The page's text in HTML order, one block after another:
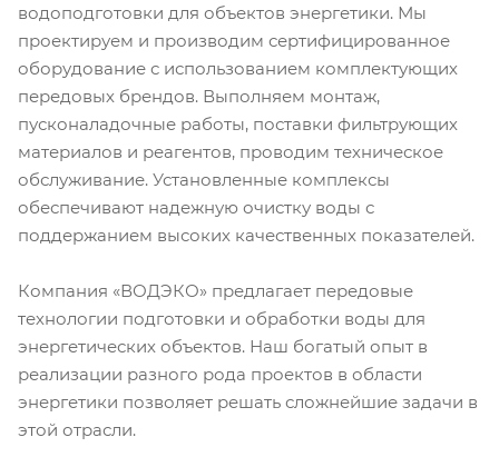
водоподготовки для объектов энергетики. Мы
проектируем и производим сертифицированное
оборудование с использованием комплектующих
передовых брендов. Выполняем монтаж,
пусконаладочные работы, поставки фильтрующих
материалов и реагентов, проводим техническое
обслуживание. Установленные комплексы
обеспечивают надежную очистку воды с
поддержанием высоких качественных показателей.
Компания «ВОДЭКО» предлагает передовые
технологии подготовки и обработки воды для
энергетических объектов. Наш богатый опыт в
реализации разного рода проектов в области
энергетики позволяет решать сложнейшие задачи в
этой отрасли.